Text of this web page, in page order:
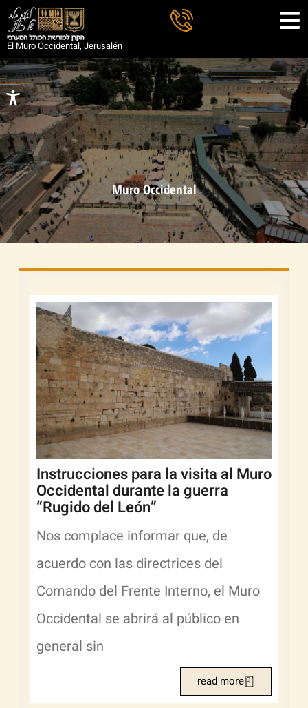
El Muro Occidental, Jerusalén
Muro Occidental
Instrucciones para la visita al Muro
Occidental durante la guerra
“Rugido del León”
Nos complace informar que, de
acuerdo con las directrices del
Comando del Frente Interno, el Muro
Occidental se abrirá al público en
general sin
read more